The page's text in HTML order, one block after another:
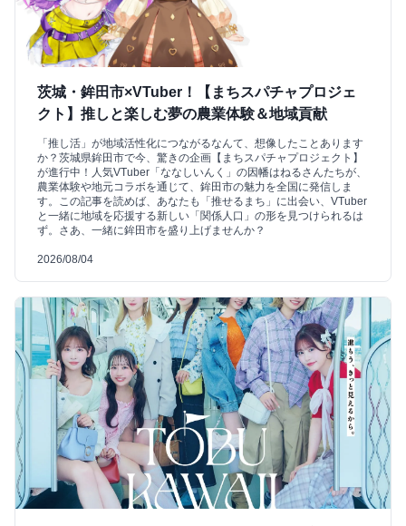
茨城・鉾田市×VTuber！【まちスパチャプロジェ
クト】推しと楽しむ夢の農業体験＆地域貢献
「推し活」が地域活性化につながるなんて、想像したことあります
か？茨城県鉾田市で今、驚きの企画【まちスパチャプロジェクト】
が進行中！人気VTuber「ななしいんく」の因幡はねるさんたちが、
農業体験や地元コラボを通じて、鉾田市の魅力を全国に発信しま
す。この記事を読めば、あなたも「推せるまち」に出会い、VTuber
と一緒に地域を応援する新しい「関係人口」の形を見つけられるは
ず。さあ、一緒に鉾田市を盛り上げませんか？
2026/08/04